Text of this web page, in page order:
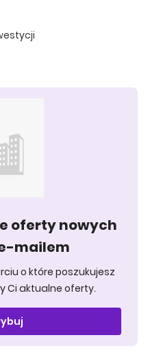
oferty nowych
mailem
o które poszukujesz
Ci aktualne oferty.